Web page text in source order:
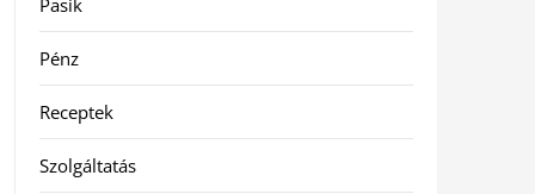
Pasik
Pénz
Receptek
Szolgáltatás